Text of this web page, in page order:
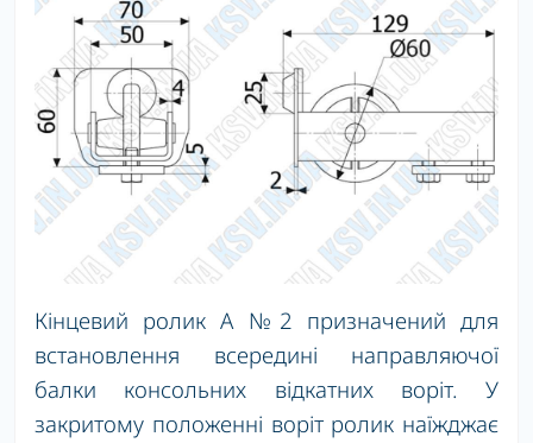
Кінцевий ролик А №2 призначений для
встановлення всередині направляючої
балки консольних відкатних воріт. У
закритому положенні воріт ролик наїжджає